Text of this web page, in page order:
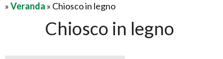
»Veranda » Chiosco in legno
Chiosco in legno